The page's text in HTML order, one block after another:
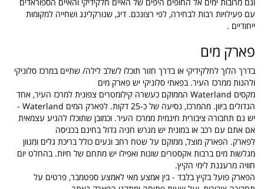
עם פעילויות רבות לבחירה, לפי רצונכם. דיג, שנורקלינג ושחייה למקומות
ייחודיים .
פארק מים
בדרך הלוך לחלקידיקי או בדרך חזור תוכלו לשלב לילה/ שתיים במרכז סלוניקי
ולהנות ממרכז העיר. בפאתי סלוניקי יש פארק מים
מקסים Waterland הממוקם כעשרה קילומטרים צפונית למרכז העיר, אחד
הגדולים ביוון. מהמרכז, נסיעה של כ-25 דקות. לפארק המים Waterland -
יש גם תחבורה ציבורית חינמית ממרכז העיר. וכמובן שתוכלו להגיע עצמאית
אם אתם עם רכב או במונית יש מגרש חניה גדול בחינם בכניסה
לפארק. הפארק מוצל, ממוקם על שטח רחב ונעים כולל בריכת גלים ומגוון
מגלשות מים ברבות אקסטרים שונות ואפילו יש מתחם של חיות. בהחלט יום
חוויה מרעננת לימי הקיץ.
הפארק פועל בקיץ בלבד - בין אמצע מאי לאמצע ספטמבר, פרטים על